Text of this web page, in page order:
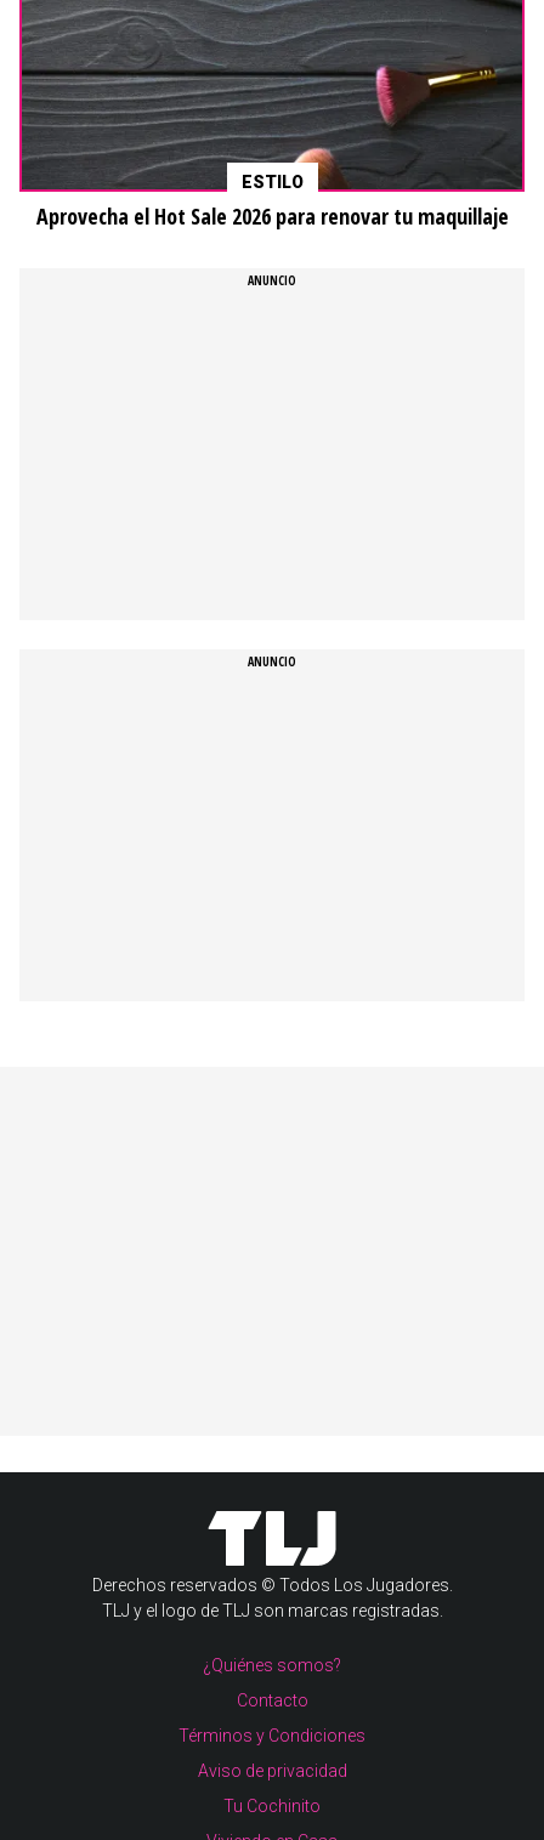
ESTILO
Aprovecha el Hot Sale 2026 para renovar tu maquillaje
Derechos reservados © Todos Los Jugadores.
TLJ y el logo de TLJ son marcas registradas.
¿Quiénes somos?
Contacto
Términos y Condiciones
Aviso de privacidad
Tu Cochinito